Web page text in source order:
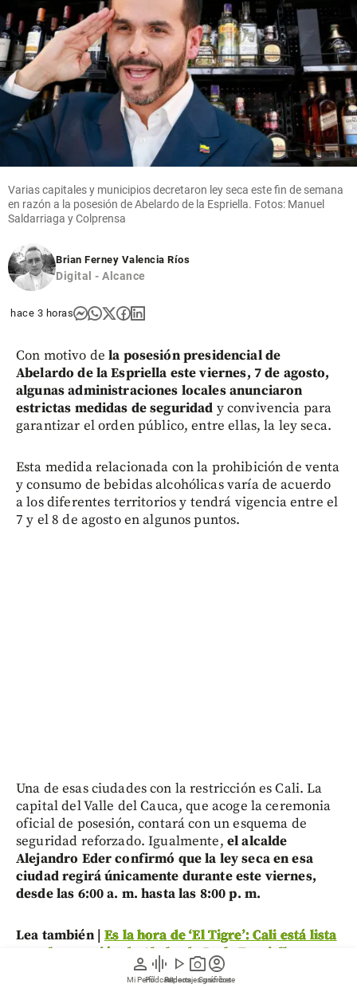
person
Mi Perfil
graphic_eq
Pódcast
play_arrow
Videos
photo_camera
Reportajes gráficos
account_circle
Suscríbete
Varias capitales y municipios decretaron ley seca este fin de semana
en razón a la posesión de Abelardo de la Espriella. Fotos: Manuel
Saldarriaga y Colprensa
Brian Ferney Valencia Ríos
Digital - Alcance
hace 3 horas
Con motivo dela posesión presidencial de
Abelardo de la Espriella este viernes, 7 de agosto,
algunas administraciones locales anunciaron
estrictas medidas de seguridad y convivencia para
garantizar el orden público, entre ellas, la ley seca.
Esta medida relacionada con la prohibición de venta
y consumo de bebidas alcohólicas varía de acuerdo
a los diferentes territorios y tendrá vigencia entre el
7 y el 8 de agosto en algunos puntos.
Una de esas ciudades con la restricción es Cali. La
capital del Valle del Cauca, que acoge la ceremonia
oficial de posesión, contará con un esquema de
seguridad reforzado. Igualmente, el alcalde
Alejandro Eder confirmó que la ley seca en esa
ciudad regirá únicamente durante este viernes,
desde las 6:00 a. m. hasta las 8:00 p. m.
Lea también |Es la hora de ‘El Tigre’: Cali está lista
para la posesión de Abelardo De la Espriella